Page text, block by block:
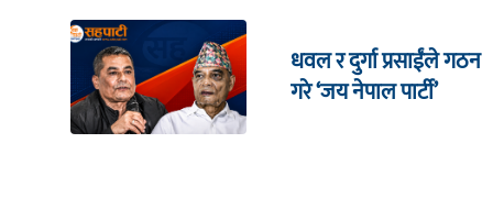
धवल र दुर्गा प्रसाईंले गठन
गरे ‘जय नेपाल पार्टी’